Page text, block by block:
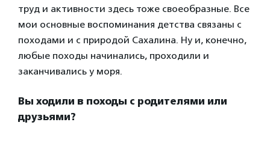
труд и активности здесь тоже своеобразные. Все
мои основные воспоминания детства связаны с
походами и с природой Сахалина. Ну и, конечно,
любые походы начинались, проходили и
заканчивались у моря.
Вы ходили в походы с родителями или
друзьями?